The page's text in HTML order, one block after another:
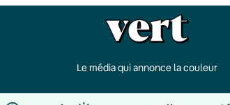
Le média qui annonce la couleur